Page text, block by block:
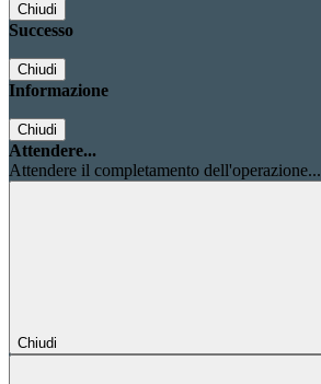
Chiudi
Successo
Chiudi
Informazione
Chiudi
Attendere...
Attendere il completamento dell'operazione...
Chiudi